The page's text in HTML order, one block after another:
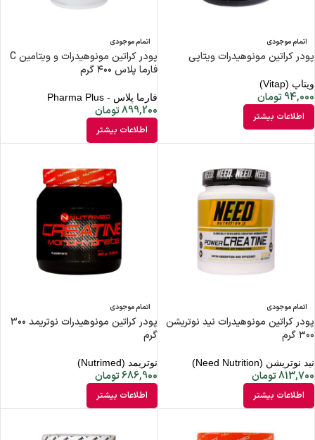
اتمام موجودی
پودر کراتین مونوهیدرات ویتاپی
ویتاپ (Vitap)
94,000تومان
اطلاعات بیشتر
اتمام موجودی
پودر کراتین مونوهیدرات و ویتامین C
فارما پلاس ۴۰۰ گرم
فارما پلاس - Pharma Plus
899,200تومان
اطلاعات بیشتر
اتمام موجودی
پودر کراتین مونوهیدرات نید نوتریشن
۳۰۰ گرم
نید نوتریشن (Need Nutrition)
813,700تومان
اطلاعات بیشتر
اتمام موجودی
پودر کراتین مونوهیدرات نوتریمد ۳۰۰
گرم
نوتریمد (Nutrimed)
686,900تومان
اطلاعات بیشتر